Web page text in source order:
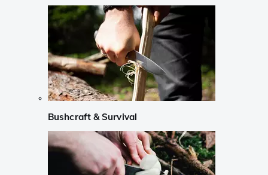
Bushcraft & Survival